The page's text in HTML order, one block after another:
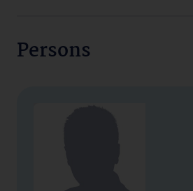
Persons